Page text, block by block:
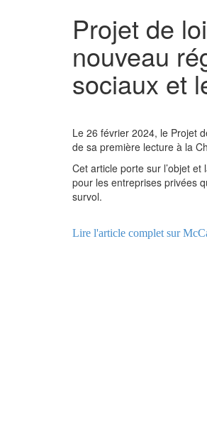
Projet de
nouveau
sociaux et
Le 26 février 2024, le Projet
de sa première lecture à la
Cet article porte sur l’objet
pour les entreprises privées
survol.
Lire l'article complet sur